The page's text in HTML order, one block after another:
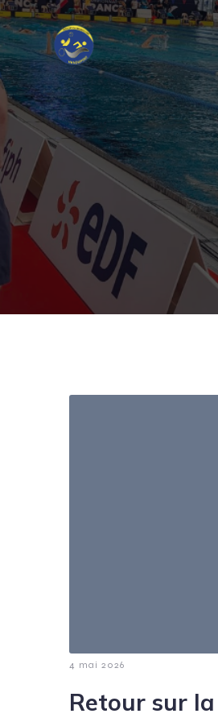
4 mai 2026
Retour sur